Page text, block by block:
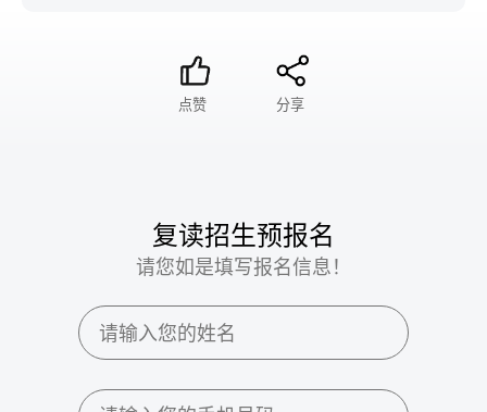
点赞 分享
复读招生预报名
请您如是填写报名信息！